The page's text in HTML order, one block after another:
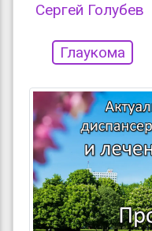
Сергей Голубев
Глаукома